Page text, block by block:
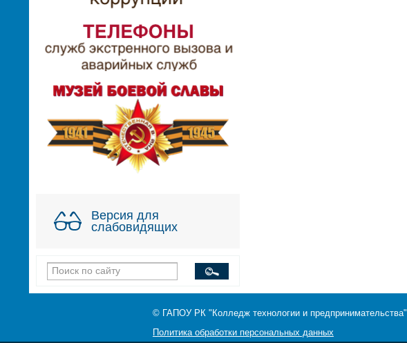
Версия для
слабовидящих
© ГАПОУ РК "Колледж технологии и предпринимательства"
Политика обработки персональных данных